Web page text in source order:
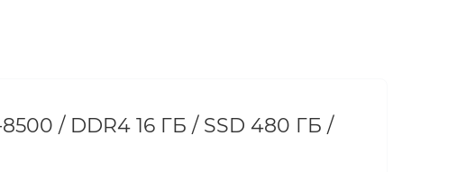
/ DDR4 16 ГБ / SSD 480 ГБ /